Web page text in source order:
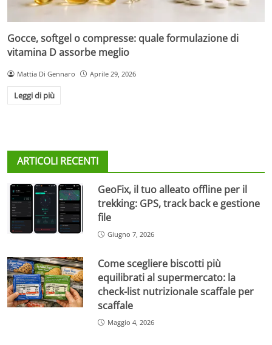
Gocce, softgel o compresse: quale formulazione di
vitamina D assorbe meglio
Mattia Di Gennaro Aprile 29, 2026
Leggi di più
ARTICOLI RECENTI
GeoFix, il tuo alleato offline per il
trekking: GPS, track back e gestione
file
Giugno 7, 2026
Come scegliere biscotti più
equilibrati al supermercato: la
check-list nutrizionale scaffale per
scaffale
Maggio 4, 2026